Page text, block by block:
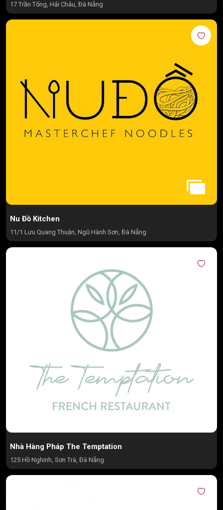
17 Trần Tống, Hải Châu, Đà Nẵng
Nu Đồ Kitchen
11/1 Lưu Quang Thuận, Ngũ Hành Sơn, Đà Nẵng
Nhà Hàng Pháp The Temptation
125 Hồ Nghinh, Sơn Trà, Đà Nẵng